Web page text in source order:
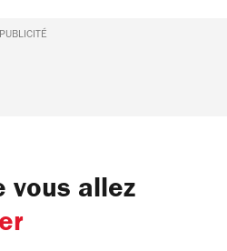
PUBLICITÉ
vous allez